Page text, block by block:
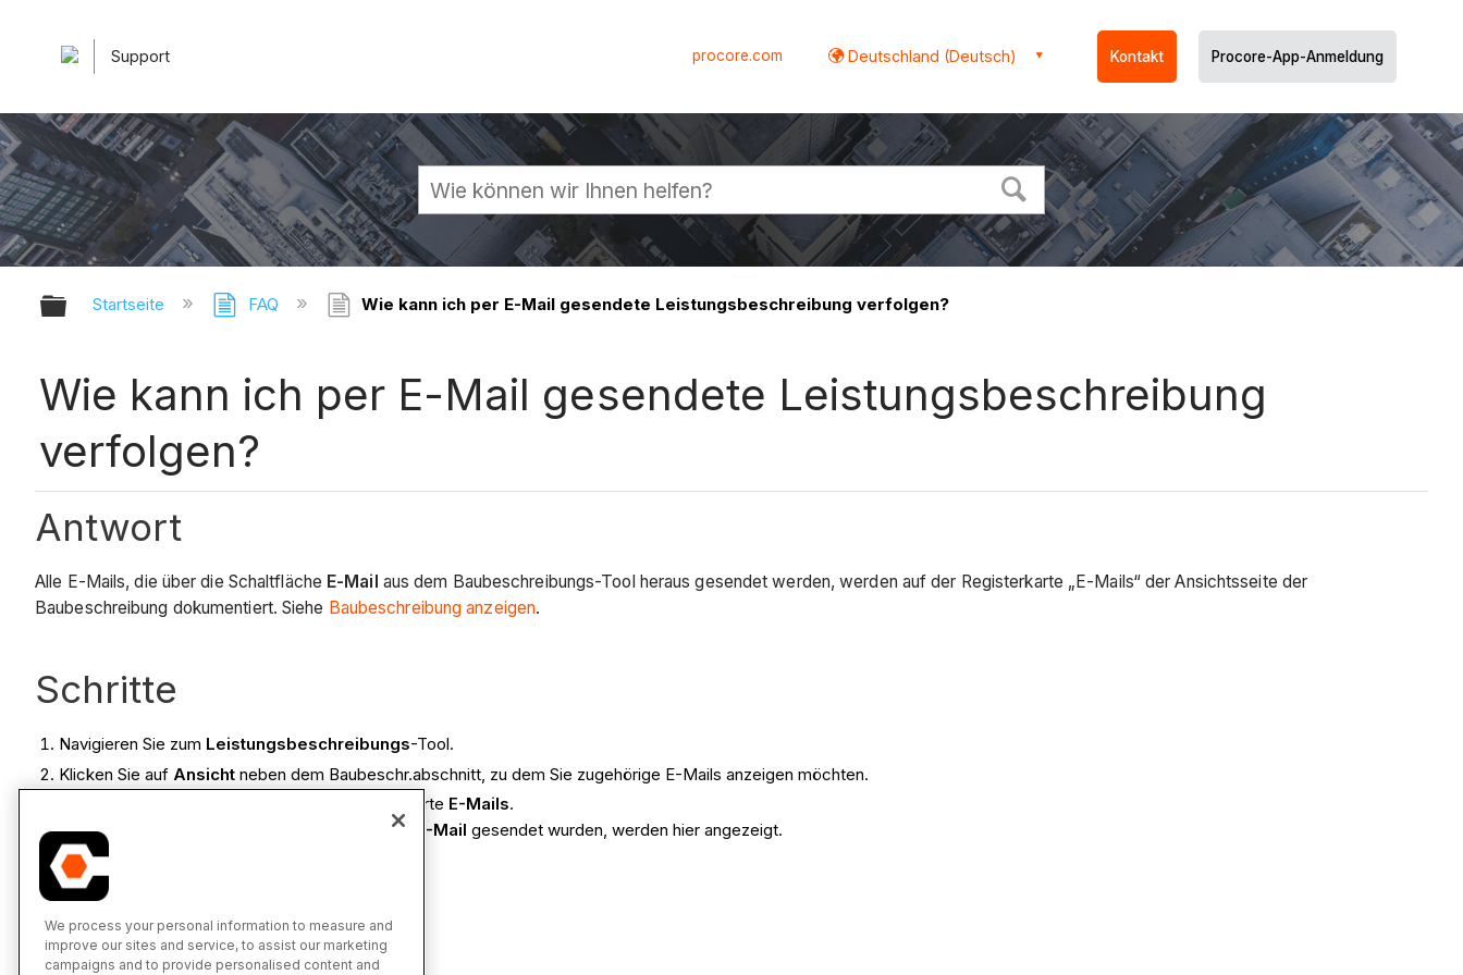
Support procore.com Deutschland (Deutsch) Kontakt Procore-App-Anmeldung
Globale Hierarchie auf- und zuklappen
Startseite FAQ Wie kann ich per E-Mail gesendete Leistungsbeschreibung verfolgen?
Wie kann ich per E-Mail gesendete Leistungsbeschreibung
verfolgen?
Antwort
Alle E-Mails, die über die Schaltfläche E-Mail aus dem Baubeschreibungs-Tool heraus gesendet werden, werden auf der Registerkarte „E-Mails“ der Ansichtsseite der
Baubeschreibung dokumentiert. Siehe Baubeschreibung anzeigen.
Schritte
Navigieren Sie zum Leistungsbeschreibungs-Tool.
Klicken Sie auf Ansicht neben dem Baubeschr.abschnitt, zu dem Sie zugehörige E-Mails anzeigen möchten.
Klicken Sie oben auf der Seite auf die Registerkarte E-Mails.
Hinweis:
Alle E-Mails, die über die Schaltfläche E-Mail gesendet wurden, werden hier angezeigt.
Siehe auch
Leistungsbeschreibung per E-Mail senden
We process your personal information to measure and
improve our sites and service, to assist our marketing
campaigns and to provide personalised content and